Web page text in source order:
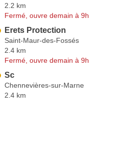
2.2 km
Fermé, ouvre demain à 9h
Erets Protection
Saint-Maur-des-Fossés
2.4 km
Fermé, ouvre demain à 9h
Sc
Chennevières-sur-Marne
2.4 km